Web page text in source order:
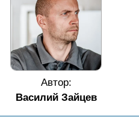
Автор:
Василий Зайцев